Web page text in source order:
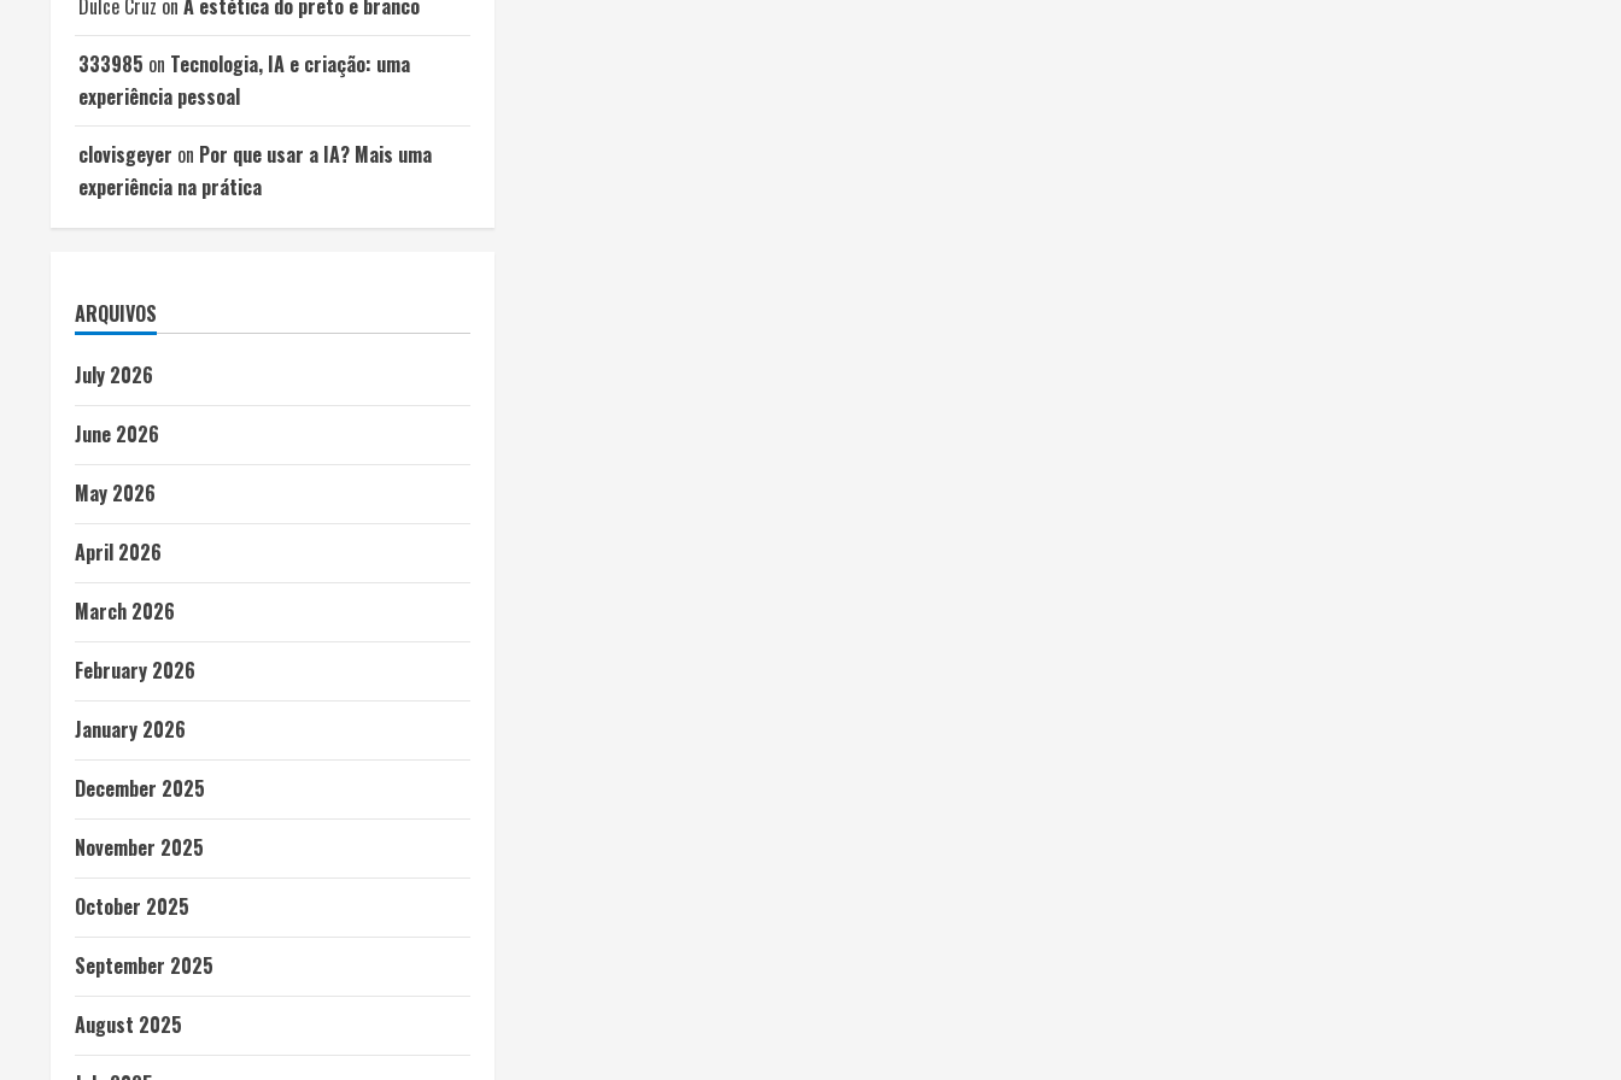
Dulce Cruz on A estética do preto e branco
333985 on Tecnologia, IA e criação: uma
experiência pessoal
clovisgeyer on Por que usar a IA? Mais uma
experiência na prática
ARQUIVOS
July 2026
June 2026
May 2026
April 2026
March 2026
February 2026
January 2026
December 2025
November 2025
October 2025
September 2025
August 2025